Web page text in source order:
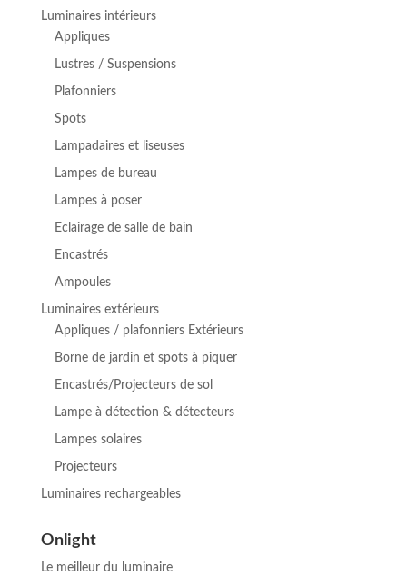
€ 405,29.€ 334,95.
Luminaires intérieurs
Appliques
Lustres / Suspensions
Plafonniers
Spots
Lampadaires et liseuses
Lampes de bureau
Lampes à poser
Eclairage de salle de bain
Encastrés
Ampoules
Luminaires extérieurs
Appliques / plafonniers Extérieurs
Borne de jardin et spots à piquer
Encastrés/Projecteurs de sol
Lampe à détection & détecteurs
Lampes solaires
Projecteurs
Luminaires rechargeables
Onlight
Le meilleur du luminaire